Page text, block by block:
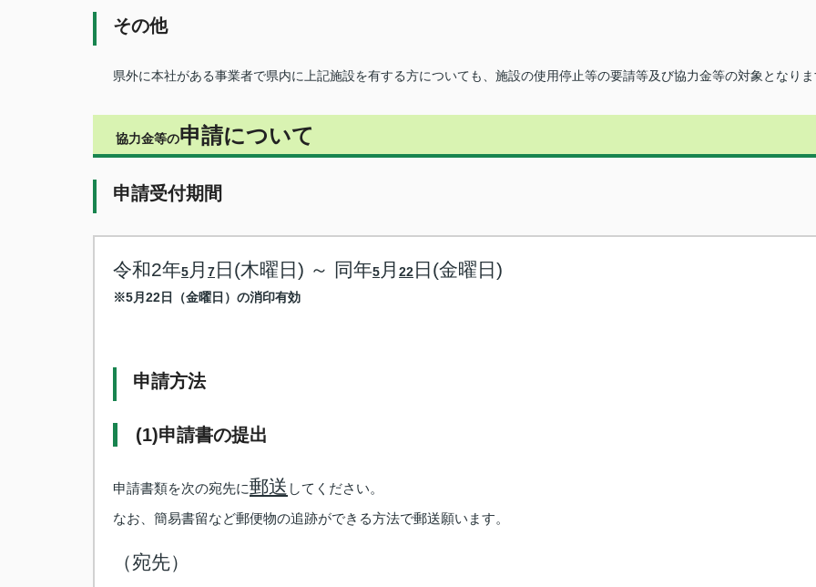
その他
県外に本社がある事業者で県内に上記施設を有する方についても、施設の使用停止等の要請等及び協力金等の対象となり
協力金等の申請について
申請受付期間
令和2年5 月 7 日(木曜日) ～ 同年5 月 22 日(金曜日)
※5月22日（金曜日）の消印有効
申請方法
(1)申請書の提出
申請書類を次の宛先に郵送 してください。
なお、簡易書留など郵便物の追跡ができる方法で郵送願います。
（宛先）